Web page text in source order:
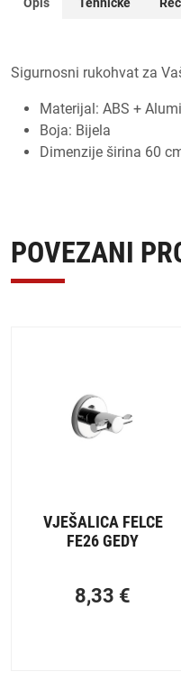
Sigurnosni rukohvat za
Materijal: ABS +
Boja: Bijela
Dimenzije širina 60
POVEZANI
VJEŠALICA FELCE
FE26 GEDY
8,33 €